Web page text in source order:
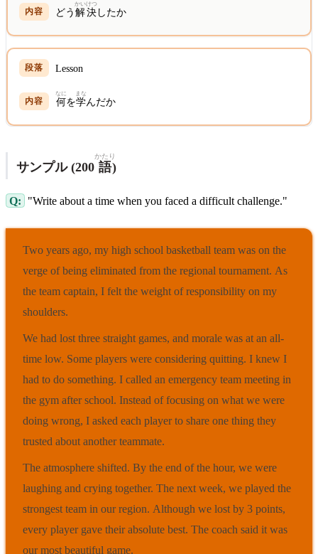
どう解決
かいけつ
したか
Lesson
何
なに
を学
まな
んだか
サンプル (200 語
かたり
)
Q: "Write about a time when you faced a difficult challenge."
Two years ago, my high school basketball team was on the
verge of being eliminated from the regional tournament. As
the team captain, I felt the weight of responsibility on my
shoulders.
We had lost three straight games, and morale was at an all-
time low. Some players were considering quitting. I knew I
had to do something. I called an emergency team meeting in
the gym after school. Instead of focusing on what we were
doing wrong, I asked each player to share one thing they
trusted about another teammate.
The atmosphere shifted. By the end of the hour, we were
laughing and crying together. The next week, we played the
strongest team in our region. Although we lost by 3 points,
every player gave their absolute best. The coach said it was
our most beautiful game.